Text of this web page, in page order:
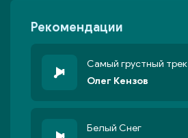
Рекомендации
Самый грустный трек
Олег Кензов
Белый Снег